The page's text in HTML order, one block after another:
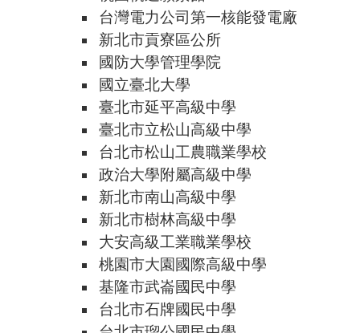
台灣電力公司第一核能發電廠
新北市貢寮區公所
國防大學管理學院
國立臺北大學
臺北市延平高級中學
臺北市立松山高級中學
台北市松山工農職業學校
政治大學附屬高級中學
新北市南山高級中學
新北市樹林高級中學
大安高級工業職業學校
桃園市大園國際高級中學
基隆市武崙國民中學
台北市石牌國民中學